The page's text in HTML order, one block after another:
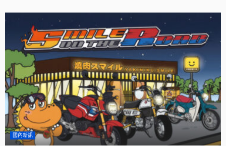
國內新訊